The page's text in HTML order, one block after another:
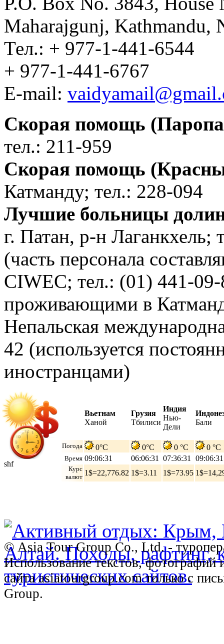
Maharajgunj, Kathmandu,
Тел.: + 977-1-441-6544
+ 977-1-441-6767
Е-mail:
Скорая помощь
тел.: 211-959
Скорая помощь
Катманду; тел.: 228-094
Лучшие больницы
г. Патан, р-н
(часть персонала
CIWEC; тел.: (01) 441-09-
проживающими в
Непальская
42 (используется
иностранцами)
Вьетнам
Ханой
Грузия
Тбилиси
Индия
Нью-
Дели
Бали
Погода 0°C 0°C 0 °C 0 °C
Время 09:06:32 06:06:32 07:36:32 09:06:32
Курс
валют 1$=22,776.82 1$=3.11 1$=73.95
shf
© Asia Tour Group Co., Ltd. -
Использование текстов,
сайта asiatourgroup.com только с
Group.